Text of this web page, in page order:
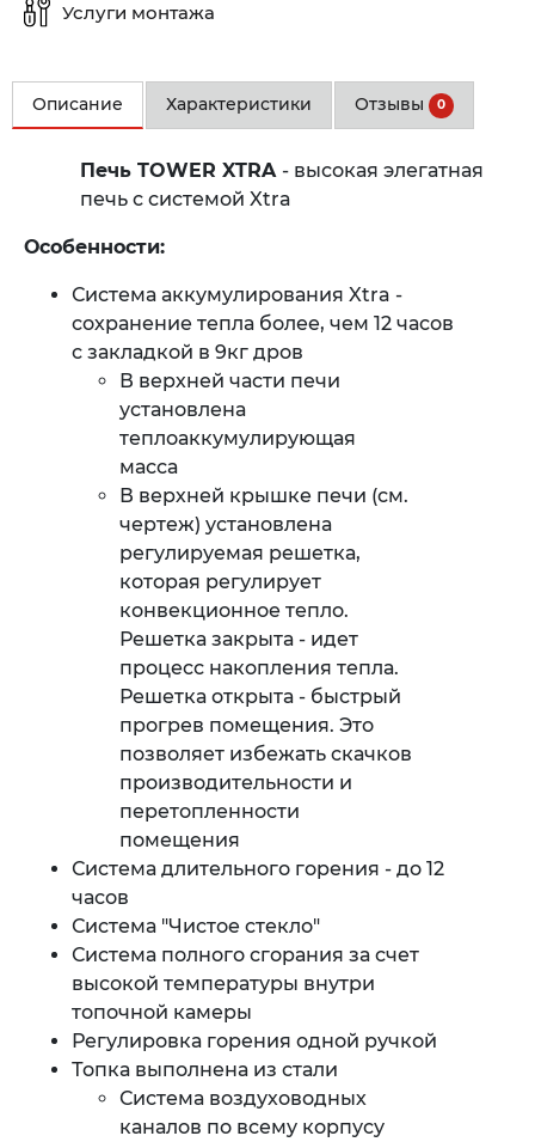
Услуги монтажа
Описание Характеристики Отзывы 0
Печь TOWER XTRA - высокая элегатная
печь с системой Xtra
Особенности:
Система аккумулирования Xtra -
сохранение тепла более, чем 12 часов
с закладкой в 9кг дров
В верхней части печи
установлена
теплоаккумулирующая
масса
В верхней крышке печи (см.
чертеж) установлена
регулируемая решетка,
которая регулирует
конвекционное тепло.
Решетка закрыта - идет
процесс накопления тепла.
Решетка открыта - быстрый
прогрев помещения. Это
позволяет избежать скачков
производительности и
перетопленности
помещения
Система длительного горения - до 12
часов
Система "Чистое стекло"
Система полного сгорания за счет
высокой температуры внутри
топочной камеры
Регулировка горения одной ручкой
Топка выполнена из стали
Система воздуховодных
каналов по всему корпусу